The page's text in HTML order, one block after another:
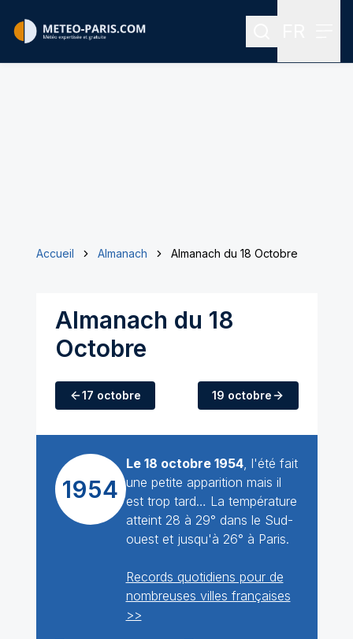
Rechercher
Accueil Almanach Almanach du 18 Octobre
Almanach du 18
Octobre
17 octobre 19 octobre
1954
Le 18 octobre 1954, l'été fait
une petite apparition mais il
est trop tard… La température
atteint 28 à 29° dans le Sud-
ouest et jusqu'à 26° à Paris.
Records quotidiens pour de
nombreuses villes françaises
>>